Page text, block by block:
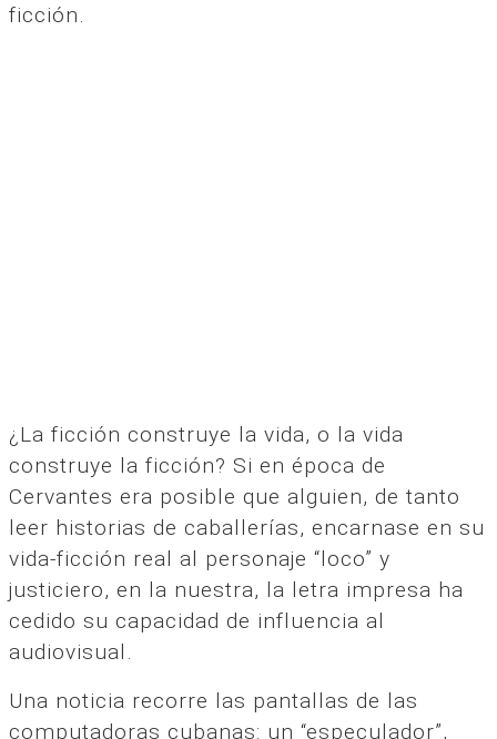
ficción.
¿La ficción construye la vida, o la vida
construye la ficción? Si en época de
Cervantes era posible que alguien, de tanto
leer historias de caballerías, encarnase en su
vida-ficción real al personaje “loco” y
justiciero, en la nuestra, la letra impresa ha
cedido su capacidad de influencia al
audiovisual.
Una noticia recorre las pantallas de las
computadoras cubanas: un “especulador”,